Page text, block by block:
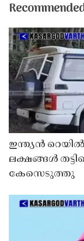
ഇന്ത്യൻ
ലക്ഷങ്ങൾ
കേസെടുത്തു